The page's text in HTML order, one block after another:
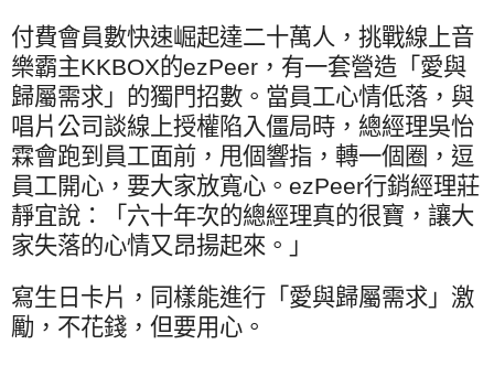
付費會員數快速崛起達二十萬人，挑戰線上音
樂霸主KKBOX的ezPeer ，有一套營造「愛與
歸屬需求」的獨門招數。當員工心情低落，與
唱片公司談線上授權陷入僵局時，總經理吳怡
霖會跑到員工面前，甩個響指，轉一個圈，逗
員工開心，要大家放寬心。 ezPeer行銷經理莊
靜宜說：「六十年次的總經理真的很寶，讓大
家失落的心情又昂揚起來。」
寫生日卡片，同樣能進行「愛與歸屬需求」激
勵，不花錢，但要用心。